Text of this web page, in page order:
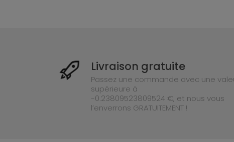
Livraison gratuite
Passez une commande avec une
supérieure à
-0.23809523809524 €, et nous vous
l’enverrons GRATUITEMENT !